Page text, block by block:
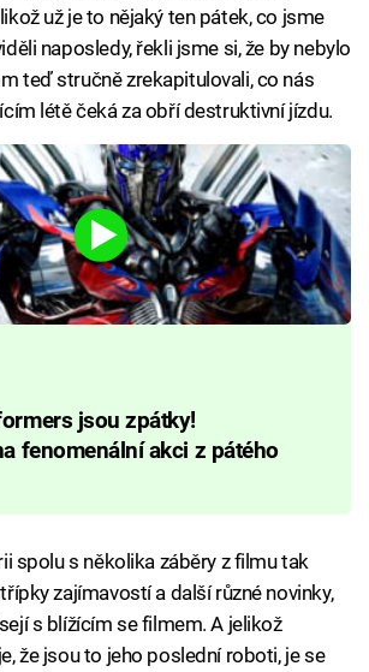
už je to nějaký ten pátek, co jsme
naposledy, řekli jsme si, že by nebylo
teď stručně zrekapitulovali, co nás
létě čeká za obří destruktivní jízdu.
jsou zpátky!
fenomenální akci z pátého
spolu s několika záběry z filmu tak
zajímavostí a další různé novinky,
s blížícím se filmem. A jelikož
že jsou to jeho poslední roboti, je se